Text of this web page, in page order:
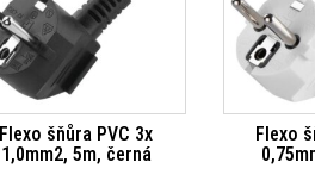
Flexo šňůra PVC 3x
1,0mm2, 5m, černá
Flexo